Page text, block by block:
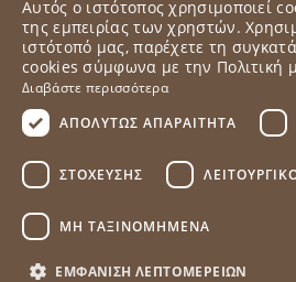
Δευτέρα - Παρασκευή
Αυτός ο ιστότοπος χρησιμοποιεί
της εμπειρίας των χρηστών.
ιστότοπό μας, παρέχετε τη
cookies σύμφωνα με την Πολιτική
Διαβάστε περισσότερα
ΑΠΟΛΎΤΩΣ ΑΠΑΡΑΊΤΗΤΑ
ΣΤΌΧΕΥΣΗΣ
ΜΗ ΤΑΞΙΝΟΜΗΜΈΝΑ
ΕΜΦΆΝΙΣΗ ΛΕΠΤΟΜΕΡΕΙΏΝ